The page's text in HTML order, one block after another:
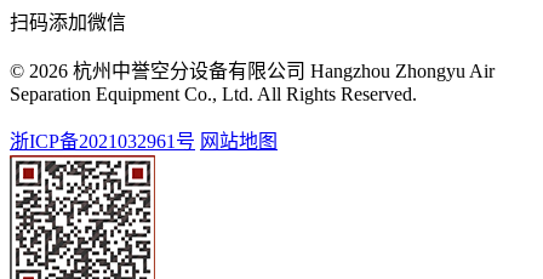
扫码添加微信
© 2026 杭州中誉空分设备有限公司 Hangzhou Zhongyu Air
Separation Equipment Co., Ltd. All Rights Reserved.
浙ICP备2021032961号 网站地图